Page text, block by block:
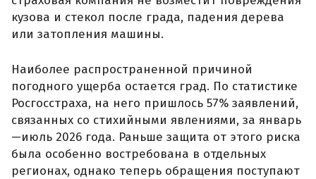
кузова и стекол после града, падения дерева
или затопления машины.
Наиболее распространенной причиной
погодного ущерба остается град. По статистике
Росгосстраха, на него пришлось 57% заявлений,
связанных со стихийными явлениями, за январь
—июль 2026 года. Раньше защита от этого риска
была особенно востребована в отдельных
регионах, однако теперь обращения поступают